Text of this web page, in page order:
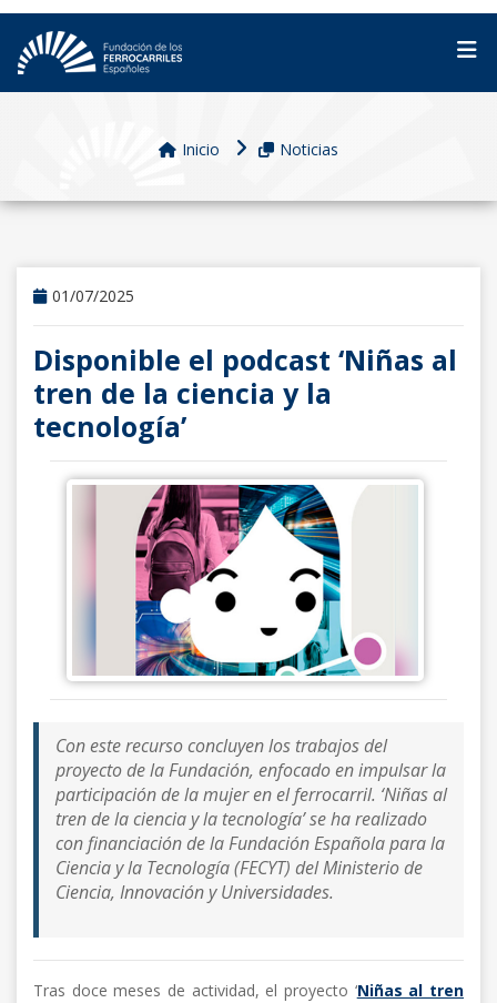
Inicio Noticias
01/07/2025
Disponible el podcast ‘Niñas al
tren de la ciencia y la
tecnología’
Con este recurso concluyen los trabajos del
proyecto de la Fundación, enfocado en impulsar la
participación de la mujer en el ferrocarril. ‘Niñas al
tren de la ciencia y la tecnología’ se ha realizado
con financiación de la Fundación Española para la
Ciencia y la Tecnología (FECYT) del Ministerio de
Ciencia, Innovación y Universidades.
Tras doce meses de actividad, el proyecto ‘Niñas al tren